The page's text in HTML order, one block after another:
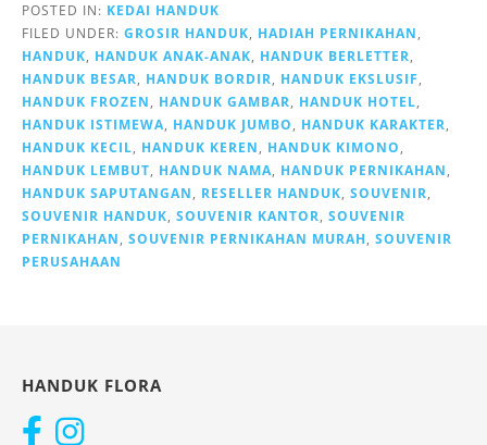
POSTED IN: KEDAI HANDUK
FILED UNDER: GROSIR HANDUK, HADIAH PERNIKAHAN,
HANDUK, HANDUK ANAK-ANAK, HANDUK BERLETTER,
HANDUK BESAR, HANDUK BORDIR, HANDUK EKSLUSIF,
HANDUK FROZEN, HANDUK GAMBAR, HANDUK HOTEL,
HANDUK ISTIMEWA, HANDUK JUMBO, HANDUK KARAKTER,
HANDUK KECIL, HANDUK KEREN, HANDUK KIMONO,
HANDUK LEMBUT, HANDUK NAMA, HANDUK PERNIKAHAN,
HANDUK SAPUTANGAN, RESELLER HANDUK, SOUVENIR,
SOUVENIR HANDUK, SOUVENIR KANTOR, SOUVENIR
PERNIKAHAN, SOUVENIR PERNIKAHAN MURAH, SOUVENIR
PERUSAHAAN
HANDUK FLORA